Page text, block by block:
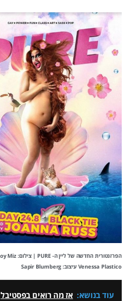
Venessa Plastico עיצוב: Sapir Blumberg
עוד בנושא: אז מה רואים בפסטיבל